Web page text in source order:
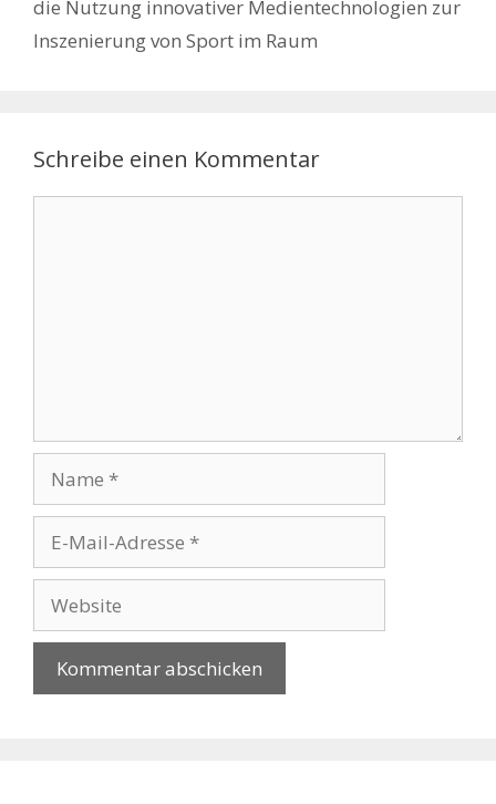
die Nutzung innovativer Medientechnologien zur
Inszenierung von Sport im Raum
Schreibe einen Kommentar
Mail-
Adresse